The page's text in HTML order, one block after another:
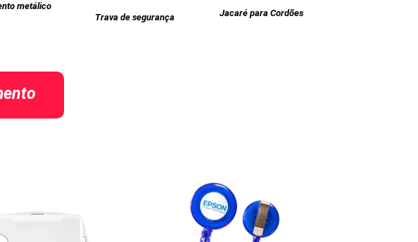
metálico
Trava de segurança
Jacaré para Cordões